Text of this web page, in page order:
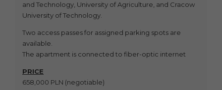
and Technology, University of Agriculture, and Cracow
University of Technology.
Two access passes for assigned parking spots are
available.
The apartment is connected to fiber-optic internet
PRICE
658,000 PLN (negotiable)